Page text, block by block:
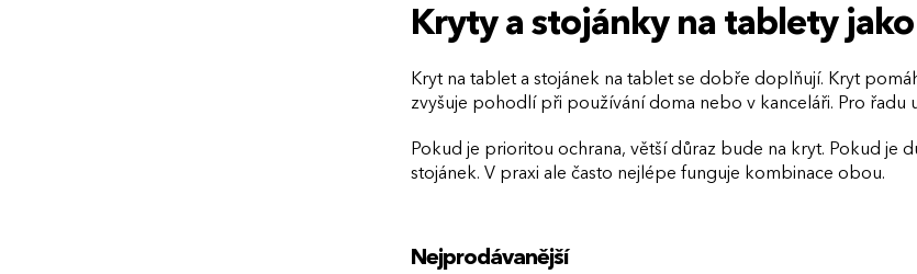
Kryty a stojánky na tablety
Kryt na tablet a stojánek na tablet se dobře doplňují. Kryt
zvyšuje pohodlí při používání doma nebo v kanceláři. Pro řadu
Pokud je prioritou ochrana, větší důraz bude na kryt. Pokud je
stojánek. V praxi ale často nejlépe funguje kombinace obou.
Nejprodávanější